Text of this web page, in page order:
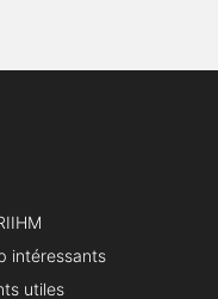
intéressants
utiles